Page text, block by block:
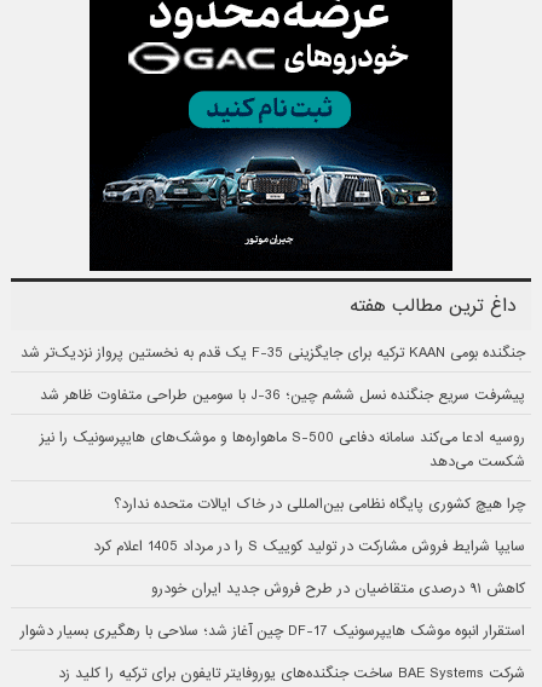
داغ ترین مطالب هفته
جنگنده بومی KAAN ترکیه برای جایگزینی F-35 یک قدم به نخستین پرواز نزدیک‌تر شد
پیشرفت سریع جنگنده نسل ششم چین؛ J-36 با سومین طراحی متفاوت ظاهر شد
روسیه ادعا می‌کند سامانه دفاعی S-500 ماهواره‌ها و موشک‌های هایپرسونیک را نیز
شکست می‌دهد
چرا هیچ کشوری پایگاه نظامی بین‌المللی در خاک ایالات متحده ندارد؟
سایپا شرایط فروش مشارکت در تولید کوییک S را در مرداد 1405 اعلام کرد
کاهش ۹۱ درصدی متقاضیان در طرح فروش جدید ایران خودرو
استقرار انبوه موشک هایپرسونیک DF-17 چین آغاز شد؛ سلاحی با رهگیری بسیار دشوار
شرکت BAE Systems ساخت جنگنده‌های یوروفایتر تایفون برای ترکیه را کلید زد